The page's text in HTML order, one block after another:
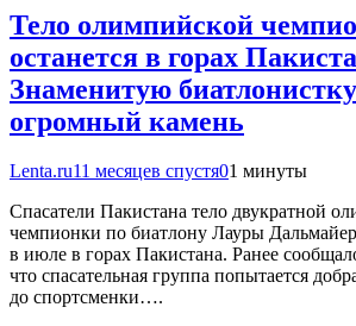
Тело олимпийской
останется в горах
Знаменитую
огромный камень
Lenta.ru11 месяцев спустя01 минуты
Спасатели Пакистана тело двукратной
чемпионки по биатлону Лауры
в июле в горах Пакистана. Ранее
что спасательная группа попытается
до спортсменки….